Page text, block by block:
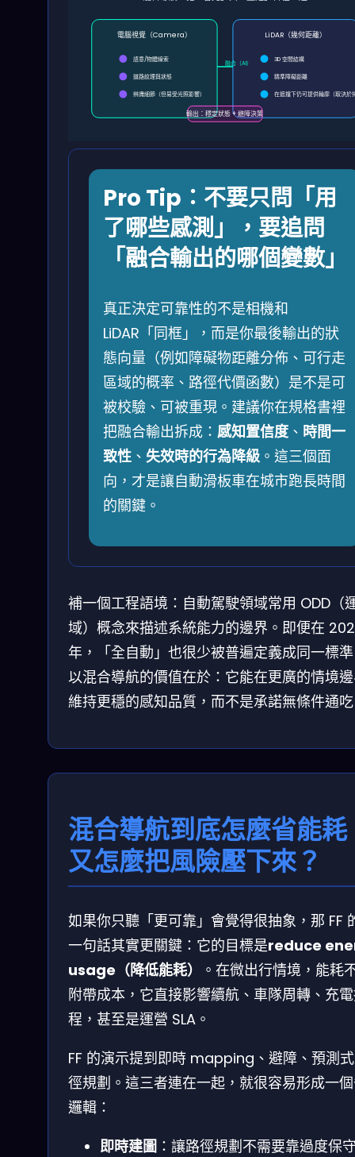
電腦視覺（Camera）
語意/物體線索
道路紋理與狀態
辨識細節（但易受光照影響）
LiDAR（幾何距離）
3D 空間結構
精準障礙距離
在遮擋下仍可提供輪廓（取決於
融合（AI）
輸出：穩定狀態 + 避障決策
Pro Tip：不要只問「用
了哪些感測」，要追問
「融合輸出的哪個變數」
真正決定可靠性的不是相機和
LiDAR「同框」，而是你最後輸出的狀
態向量（例如障礙物距離分佈、可行走
區域的概率、路徑代價函數）是不是可
被校驗、可被重現。建議你在規格書裡
把融合輸出拆成： 感知置信度 、 時間一
致性 、 失效時的行為降級 。這三個面
向，才是讓自動滑板車在城市跑長時間
的關鍵。
補一個工程語境：自動駕駛領域常用 ODD（
域）概念來描述系統能力的邊界。即便在
年，「全自動」也很少被普遍定義成同一標
以混合導航的價值在於：它能在更廣的情境
維持更穩的感知品質，而不是承諾無條件通
混合導航到底怎麼省能耗
又怎麼把風險壓下來？
如果你只聽「更可靠」會覺得很抽象，那 FF
一句話其實更關鍵：它的目標是reduce
usage（降低能耗）
。在微出行情境，能耗
附帶成本，它直接影響續航、車隊周轉、充
程，甚至是運營 SLA。
FF 的演示提到即時 mapping、避障、預測
徑規劃。這三者連在一起，就很容易形成一
邏輯：
即時建圖 ：讓路徑規劃不需要靠過度保